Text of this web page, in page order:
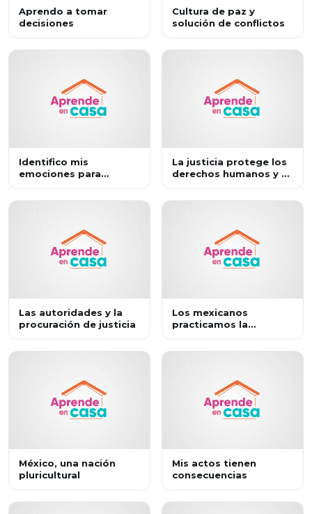
Aprendo a tomar
decisiones
Cultura de paz y
solución de conflictos
Identifico mis
emociones para
La justicia protege los
derechos humanos y el
Las autoridades y la
procuración de justicia
Los mexicanos
practicamos la
México, una nación
pluricultural
Mis actos tienen
consecuencias